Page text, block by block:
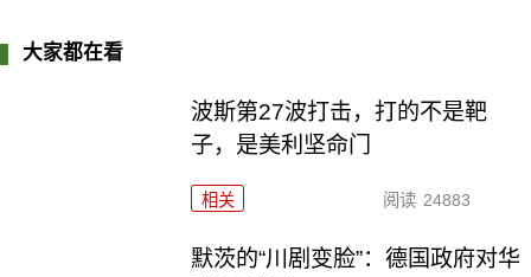
大家都在看
波斯第27波打击，打的不是靶
子，是美利坚命门
相关 阅读 24883
默茨的“川剧变脸”：德国政府对华